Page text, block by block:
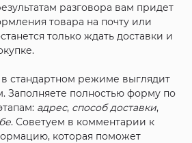
разговора вам придет
товара на почту или
только ждать доставки и
стандартном режиме выглядит
Заполняете полностью форму по
адрес, способ доставки,
. Советуем в комментарии к
которая поможет